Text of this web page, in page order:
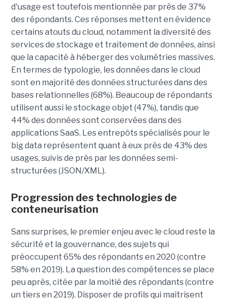
d'usage est toutefois mentionnée par près de 37%
des répondants. Ces réponses mettent en évidence
certains atouts du cloud, notamment la diversité des
services de stockage et traitement de données, ainsi
que la capacité à héberger des volumétries massives.
En termes de typologie, les données dans le cloud
sont en majorité des données structurées dans des
bases relationnelles (68%). Beaucoup de répondants
utilisent aussi le stockage objet (47%), tandis que
44% des données sont conservées dans des
applications SaaS. Les entrepôts spécialisés pour le
big data représentent quant à eux près de 43% des
usages, suivis de près par les données semi-
structurées (JSON/XML).
Progression des technologies de
conteneurisation
Sans surprises, le premier enjeu avec le cloud reste la
sécurité et la gouvernance, des sujets qui
préoccupent 65% des répondants en 2020 (contre
58% en 2019). La question des compétences se place
peu après, citée par la moitié des répondants (contre
un tiers en 2019). Disposer de profils qui maîtrisent